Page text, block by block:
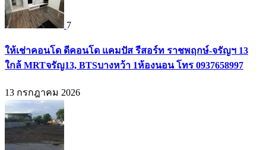
7
ให้เช่าคอนโด ดีคอนโด แคมปัส รีสอร์ท ราชพฤกษ์-จรัญฯ 13
ใกล้ MRTจรัญ13, BTSบางหว้า 1ห้องนอน โทร 0937658997
13 กรกฎาคม 2026